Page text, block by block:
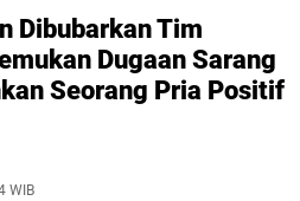
Dibubarkan Tim
Dugaan Sarang
Seorang Pria Positif
WIB